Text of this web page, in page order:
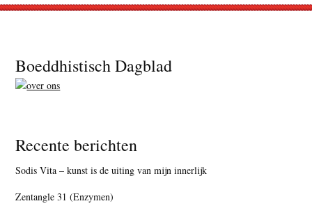
Footer
Boeddhistisch Dagblad
Recente berichten
Sodis Vita – kunst is de uiting van mijn innerlijk
Zentangle 31 (Enzymen)